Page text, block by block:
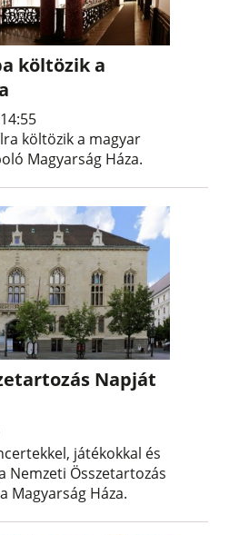
költözik a
költözik a magyar
Magyarság Háza.
Napját
játékokkal és
Nemzeti Összetartozás
Magyarság Háza.